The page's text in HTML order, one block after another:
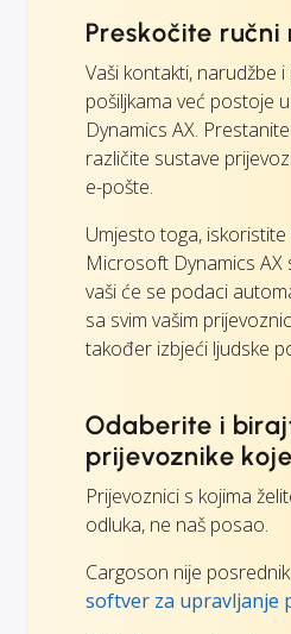
Preskočite ručni
Vaši kontakti, narudžbe
pošiljkama već postoje
Dynamics AX.
različite sustave
e-pošte.
Umjesto toga,
Microsoft Dynamics AX
vaši će se podaci
sa svim vašim
također izbjeći ljudske
Odaberite i
prijevoznike
Prijevoznici s kojima
odluka, ne naš posao.
Cargoson nije
softver za upravljanje